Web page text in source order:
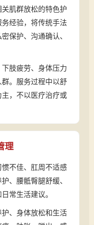
肌群放松的特色护
经验，将传统手法
保护、沟通确认、
肢疲劳、身体压力
。服务过程中以舒
，不以医疗治疗或
理
不佳、肛周不适感
、腰骶臀腿舒缓、
常生活建议。
、身体放松和生活